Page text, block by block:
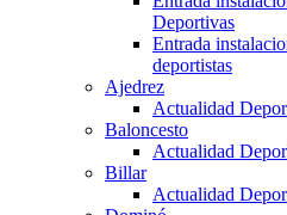
Deportivas
Entrada
deportistas
Ajedrez
Actualidad
Baloncesto
Actualidad
Billar
Actualidad